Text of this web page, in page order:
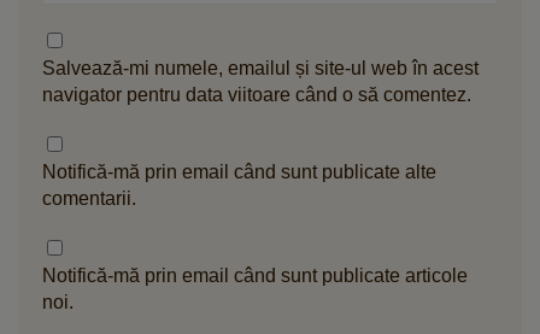
Salvează-mi numele, emailul și site-ul web în acest
navigator pentru data viitoare când o să comentez.
Notifică-mă prin email când sunt publicate alte
comentarii.
Notifică-mă prin email când sunt publicate articole
noi.